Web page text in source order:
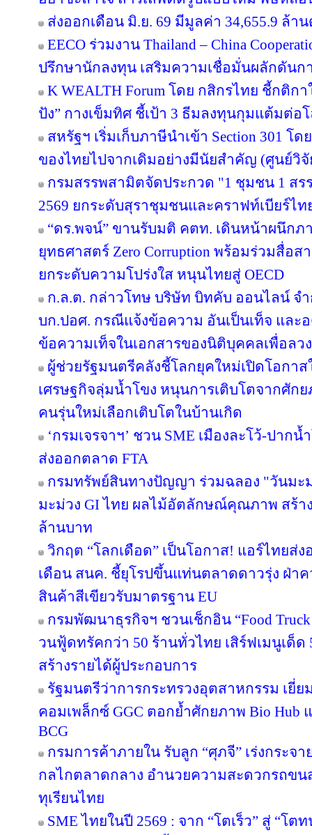
ส่งออกเดือน มิ.ย. 69 มีมูลค่า 34,655.9 ล้า
EECO ร่วมงาน Thailand – China
ปรึกษานักลงทุน เสริมความเชื่อมั่นผลักดันก
K WEALTH Forum โดย กสิกรไทย ชี้กติก
ปัง” กางเข็มทิศ ชี้เป้า 3 ธีมลงทุนกุมแต้มต่อ
สหรัฐฯ เริ่มเก็บภาษีนำเข้า Section 301 โ
ของไทยไปจากเดิมอย่างมีนัยสำคัญ (ศูนย์วิจั
กรมสรรพสามิตจัดประกวด "1 ชุมชน 1 สร
2569 ยกระดับสุราชุมชนและคราฟท์เบียร์ไท
“ดร.พจน์” ขานรับมติ คตท. เดินหน้าผนึกภ
ยุทธศาสตร์ Zero Corruption พร้อมร่วมสื่อ
ยกระดับความโปร่งใส หนุนไทยสู่ OECD
ก.ล.ต. กล่าวโทษ บริษัท บิทคับ ออนไลน์ จ
บก.ปอศ. กรณีแจ้งข้อความ อันเป็นเท็จ แล
ข้อความเท็จในเอกสารของนิติบุคคลเพื่อลว
ผู้ช่วยรัฐมนตรีคลังชี้โลกยุคใหม่เปิดโอกา
เศรษฐกิจลุ่มน้ำโขง หนุนการเติบโตจากศัก
คนรุ่นใหม่เลือกเติบโตในบ้านเกิด
‘กรมเจรจาฯ’ ชวน SME เมืองละโว้-ปา
ส่งออกตลาด FTA
กรมทรัพย์สินทางปัญญา ร่วมฉลอง "วันมะ
มะม่วง GI ไทย ผลไม้อัตลักษณ์คุณภาพ สร้า
ล้านบาท
วิกฤต “โลกเดือด” เป็นโอกาส! แอร์ไทยส่
เดือน สนค. ชี้ยุโรปขึ้นแท่นตลาดดาวรุ่ง ฝ่า
สินค้าสีเขียวรับมาตรฐาน EU
กรมพัฒนาธุรกิจฯ ชวนเช็กอิน “Food Truck
วนฟู้ดทรัคกว่า 50 ร้านทั่วไทย เสิร์ฟเมนูเด็ด
สร้างรายได้ผู้ประกอบการ
รัฐมนตรีว่าการกระทรวงอุตสาหกรรม เยี่
คอมเพล็กซ์ GGC ตอกย้ำศักยภาพ Bio Hub
BCG
กรมการค้าภายใน รับลูก “ศุภจี” เร่งกระจา
กลไกตลาดกลาง อำนวยความสะดวกรถข
ทุเรียนไทย
SME ไทยในปี 2569 : จาก “โตเร็ว” สู่ “โ